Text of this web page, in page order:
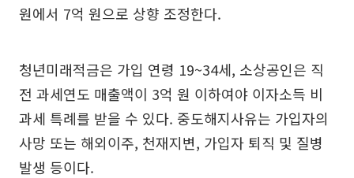
원에서 7억 원으로 상향 조정한다.
청년미래적금은 가입 연령 19~34세, 소상공인은 직
전 과세연도 매출액이 3억 원 이하여야 이자소득 비
과세 특례를 받을 수 있다. 중도해지사유는 가입자의
사망 또는 해외이주, 천재지변, 가입자 퇴직 및 질병
발생 등이다.